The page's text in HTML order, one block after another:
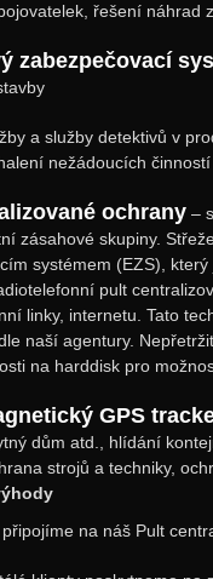
řešení náhrad
zabezpečovací
a služby detektivů v
nežádoucích
ochrany –
zásahové skupiny.
systémem (EZS),
pult
linky, internetu. Tato
naší agentury.
na harddisk pro
GPS
dům atd., hlídání
strojů a techniky,
na náš Pult